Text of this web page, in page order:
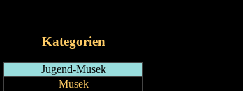
Kategorien
Jugend-Musek
Musek